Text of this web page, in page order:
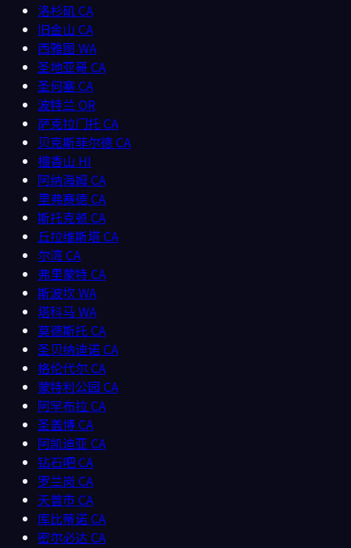
洛杉矶CA
旧金山 CA
西雅图 WA
圣地亚哥 CA
圣何塞CA
波特兰 OR
萨克拉门托 CA
贝克斯菲尔德CA
檀香山 HI
阿纳海姆CA
里弗赛德CA
斯托克顿 CA
丘拉维斯塔CA
尔湾CA
弗里蒙特 CA
斯波坎WA
塔科马 WA
莫德斯托 CA
圣贝纳迪诺CA
格伦代尔CA
蒙特利公园 CA
阿罕布拉CA
圣盖博CA
阿凯迪亚 CA
钻石吧CA
罗兰岗 CA
天普市 CA
库比蒂诺CA
密尔必达 CA